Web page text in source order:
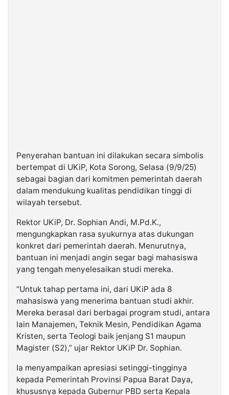
Penyerahan bantuan ini dilakukan secara simbolis
bertempat di UKiP, Kota Sorong, Selasa (9/9/25)
sebagai bagian dari komitmen pemerintah daerah
dalam mendukung kualitas pendidikan tinggi di
wilayah tersebut.
Rektor UKiP, Dr. Sophian Andi, M.Pd.K.,
mengungkapkan rasa syukurnya atas dukungan
konkret dari pemerintah daerah. Menurutnya,
bantuan ini menjadi angin segar bagi mahasiswa
yang tengah menyelesaikan studi mereka.
“Untuk tahap pertama ini, dari UKiP ada 8
mahasiswa yang menerima bantuan studi akhir.
Mereka berasal dari berbagai program studi, antara
lain Manajemen, Teknik Mesin, Pendidikan Agama
Kristen, serta Teologi baik jenjang S1 maupun
Magister (S2),” ujar Rektor UKiP Dr. Sophian.
Ia menyampaikan apresiasi setinggi-tingginya
kepada Pemerintah Provinsi Papua Barat Daya,
khususnya kepada Gubernur PBD serta Kepala